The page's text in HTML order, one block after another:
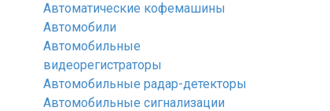
Автоматические кофемашины
Автомобили
Автомобильные
видеорегистраторы
Автомобильные радар-детекторы
Автомобильные сигнализации